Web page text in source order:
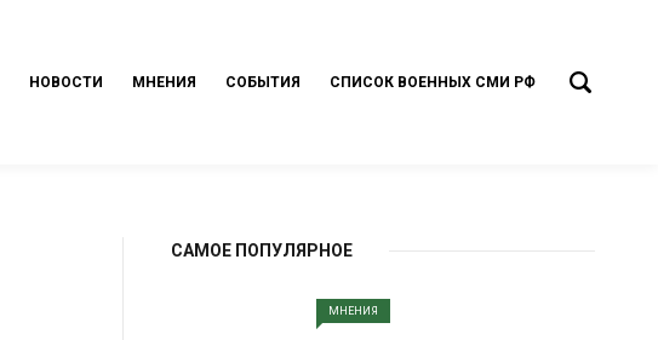
НОВОСТИ МНЕНИЯ СОБЫТИЯ СПИСОК ВОЕННЫХ СМИ РФ
САМОЕ ПОПУЛЯРНОЕ
МНЕНИЯ